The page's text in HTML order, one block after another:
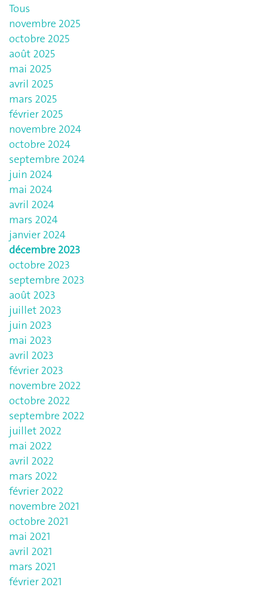
Tous
novembre 2025
octobre 2025
août 2025
mai 2025
avril 2025
mars 2025
février 2025
novembre 2024
octobre 2024
septembre 2024
juin 2024
mai 2024
avril 2024
mars 2024
janvier 2024
décembre 2023
octobre 2023
septembre 2023
août 2023
juillet 2023
juin 2023
mai 2023
avril 2023
février 2023
novembre 2022
octobre 2022
septembre 2022
juillet 2022
mai 2022
avril 2022
mars 2022
février 2022
novembre 2021
octobre 2021
mai 2021
avril 2021
mars 2021
février 2021